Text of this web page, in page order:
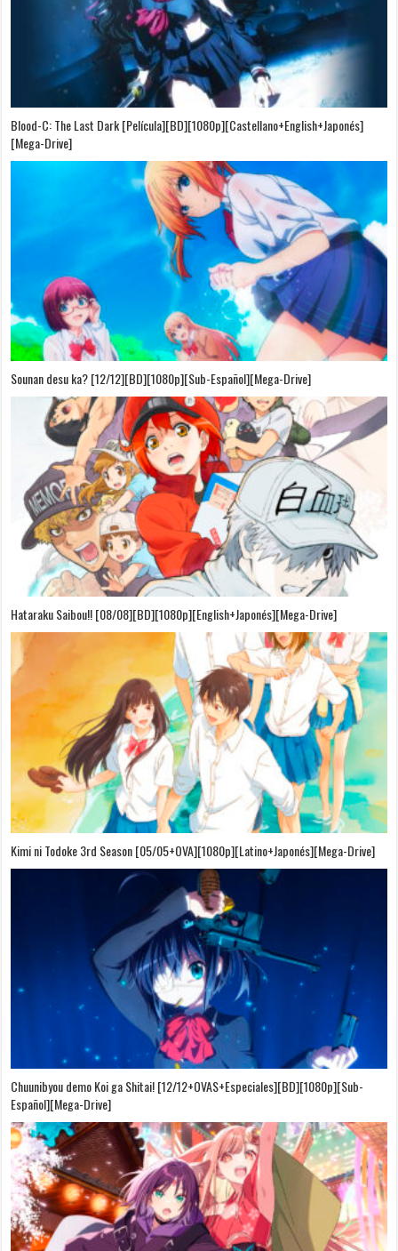
Blood-C: The Last Dark [Película][BD][1080p][Castellano+English+Japonés]
[Mega-Drive]
Sounan desu ka? [12/12][BD][1080p][Sub-Español][Mega-Drive]
Hataraku Saibou!! [08/08][BD][1080p][English+Japonés][Mega-Drive]
Kimi ni Todoke 3rd Season [05/05+OVA][1080p][Latino+Japonés][Mega-Drive]
Chuunibyou demo Koi ga Shitai! [12/12+OVAS+Especiales][BD][1080p][Sub-
Español][Mega-Drive]